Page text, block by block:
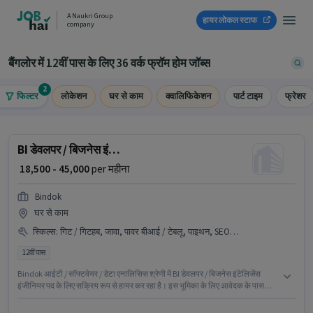
A Naukri Group
company
हायर लोकल स्टाफ
बैंगलोर में 12वीं पास के लिए 36 वर्क फ्रॉम होम जॉब्स
फिल्टर
2
लोकेशन घर से काम क्वालिफिकेशन पार्ट टाइम फ्रेशर
BI डेवलपर / बिजनेस इंटेलिजेंस इंजीनियर
₹ 18,500 - 45,000per महीना
Bindok
घर से काम
स्किल्स: गिट / गिटहब, जावा, पावर बीआई / टेबलू, पाइथन, SEO, SQL, मायएसक्यूएल, PAN कार्ड, वेब डेवलपमेंट, टेस्टिंग / क्यूए (मैनुअल / ऑटोमेशन), संचार कौशल, जावास्क्रिप्ट, एचटीएमएल, बैकएंड डेवलपमेंट, आधार कार्ड, एक्सेल / एडवांस्ड एक्सेल, पीएचपी, समस्या समाधान
12वीं पास
Bindok आईटी / सॉफ्टवेयर / डेटा एनालिसिस श्रेणी में BI डेवलपर / बिजनेस इंटेलिजेंस
इंजीनियर पद के लिए सक्रिय रूप से हायर कर रहा है। इस भूमिका के लिए आवेदक के पास